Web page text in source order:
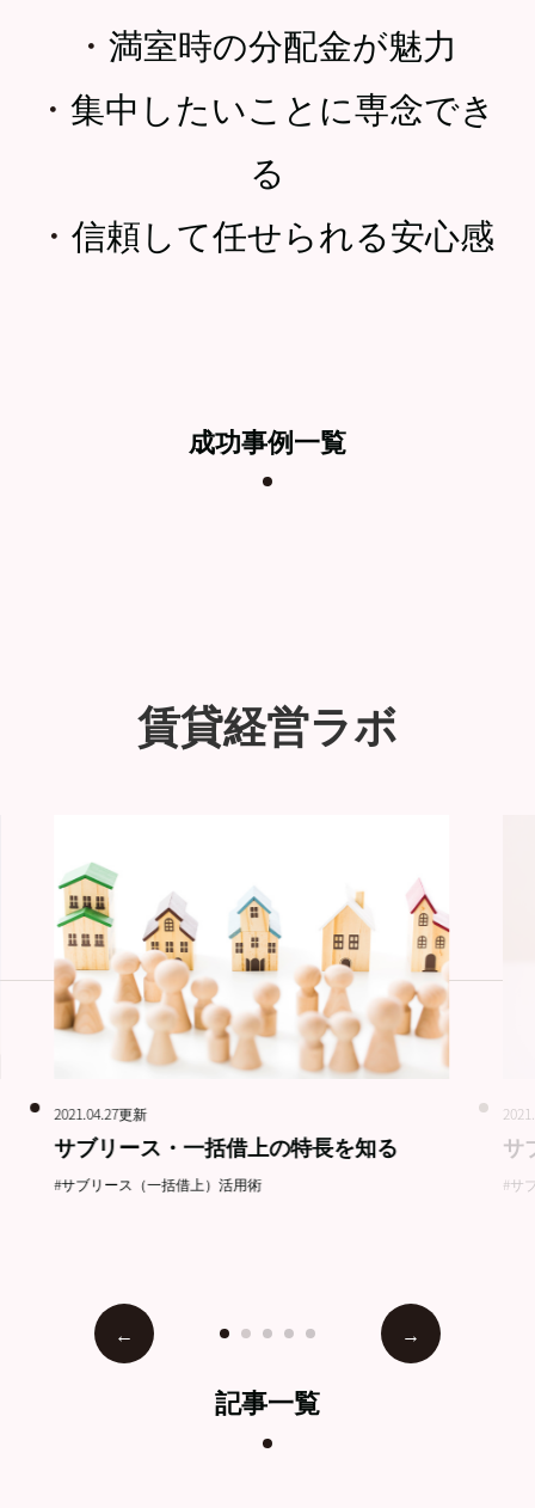
・ 満室時の分配金が魅力
・ 集中したいことに専念でき
る
・ 信頼して任せられる安心感
成功事例一覧
賃貸経営ラボ
2021.04.27更新
サブリース・一括借上の特長を知る
#サブリース（一括借上）活用術
サ
#サ
記事一覧